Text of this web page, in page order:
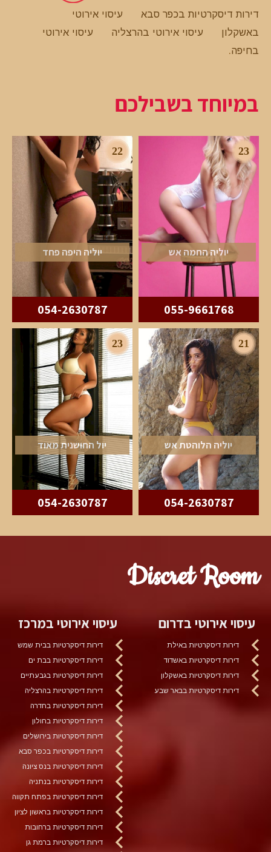
דירות דיסקרטיות בכפר סבא
עיסוי אירוטי
באשקלון
עיסוי אירוטי בהרצליה
עיסוי אירוטי
בחיפה.
במיוחד בשבילכם
23
יוליה החמה אש
055-9661768
22
יוליה היפה פחד
054-2630787
21
יוליה הלוהטת אש
054-2630787
23
יול החושנית מאוד
054-2630787
Discret Room
עיסוי אירוטי בדרום
דירות דיסקרטיות באילת
דירות דיסקרטיות באשדוד
דירות דיסקרטיות באשקלון
דירות דיסקרטיות בבאר שבע
עיסוי אירוטי במרכז
דירות דיסקרטיות בבית שמש
דירות דיסקרטיות בבת ים
דירות דיסקרטיות בגבעתיים
דירות דיסקרטיות בהרצליה
דירות דיסקרטיות בחדרה
דירות דיסקרטיות בחולון
דירות דיסקרטיות בירושלים
דירות דיסקרטיות בכפר סבא
דירות דיסקרטיות בנס ציונה
דירות דיסקרטיות בנתניה
דירות דיסקרטיות בפתח תקווה
דירות דיסקרטיות בראשון לציון
דירות דיסקרטיות ברחובות
דירות דיסקרטיות ברמת גן